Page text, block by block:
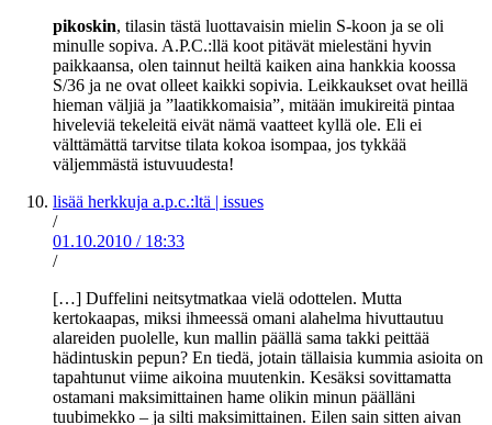
pikoskin, tilasin tästä luottavaisin mielin S-koon ja se oli
minulle sopiva. A.P.C.:llä koot pitävät mielestäni hyvin
paikkaansa, olen tainnut heiltä kaiken aina hankkia koossa
S/36 ja ne ovat olleet kaikki sopivia. Leikkaukset ovat heillä
hieman väljiä ja ”laatikkomaisia”, mitään imukireitä pintaa
hiveleviä tekeleitä eivät nämä vaatteet kyllä ole. Eli ei
välttämättä tarvitse tilata kokoa isompaa, jos tykkää
väljemmästä istuvuudesta!
lisää herkkuja a.p.c.:ltä | issues
/
01.10.2010 / 18:33
/
[…] Duffelini neitsytmatkaa vielä odottelen. Mutta
kertokaapas, miksi ihmeessä omani alahelma hivuttautuu
alareiden puolelle, kun mallin päällä sama takki peittää
hädintuskin pepun? En tiedä, jotain tällaisia kummia asioita on
tapahtunut viime aikoina muutenkin. Kesäksi sovittamatta
ostamani maksimittainen hame olikin minun päälläni
tuubimekko – ja silti maksimittainen. Eilen sain sitten aivan